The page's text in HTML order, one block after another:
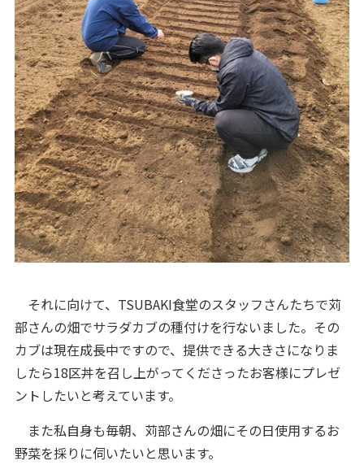
それに向けて、TSUBAKI食堂のスタッフさんたちで苅
部さんの畑でサラダカブの種付けを行ないました。その
カブは現在成長中ですので、提供できる大きさになりま
したら18区丼を召し上がってくださったお客様にプレゼ
ントしたいと考えています。
また私自身も毎朝、苅部さんの畑にその日使用するお
野菜を採りに伺いたいと思います。